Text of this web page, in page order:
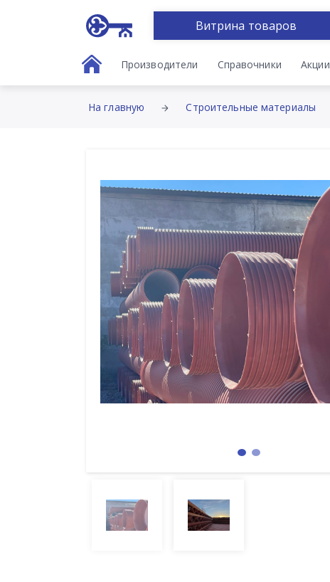
Витрина товаров
Производители Справочники Акции
На главную Строительные материалы